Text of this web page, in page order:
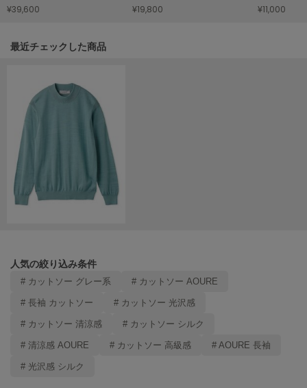
made of Organics
メイドオブオーガニクス
MICHU COQUETTE
MIESROHE
ミースロエ
miies miim
ミーエスミーム
Mila Owen
ミラオーウェン
MOIGE
NEW Balance
nezu
¥39,600 ¥19,800 ¥11,000
関連記事
最近チェックした商品
人気の絞り込み条件
# カットソー グレー系 # カットソー AOURE
# 長袖 カットソー # カットソー 光沢感
# カットソー 清涼感 # カットソー シルク
# 清涼感 AOURE # カットソー 高級感 # AOURE 長袖
# 光沢感 シルク